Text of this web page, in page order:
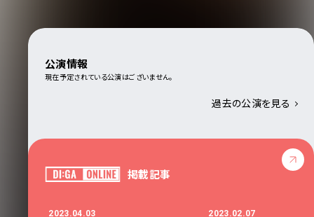
公演情報
現在予定されている公演はございません。
過去の公演を見る
掲載記事
2023.04.03 2023.02.07